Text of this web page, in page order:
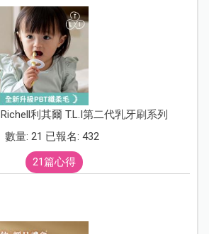
利其爾 T.L.I第二代乳牙刷系列
數量: 21 已報名: 432
21篇心得